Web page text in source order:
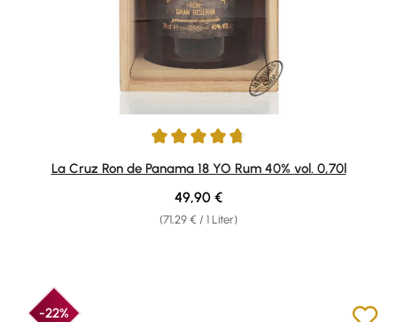
Durchschnittliche Bewertung von 4.64 von 5 Sternen
La Cruz Ron de Panama 18 YO Rum 40% vol. 0,70l
(71,29 € / 1 Liter)
Regulärer Preis:
49,90 €
-22%